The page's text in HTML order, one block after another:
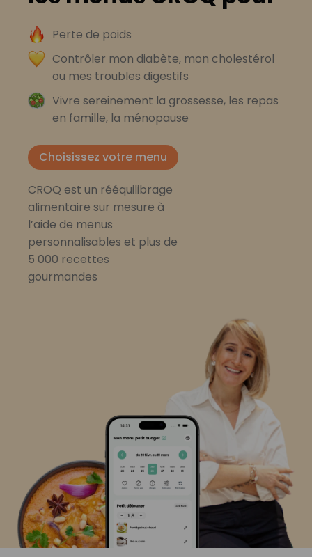
Perte de poids
Contrôler mon diabète, mon cholestérol
ou mes troubles digestifs
Vivre sereinement la grossesse, les repas
en famille, la ménopause
Choisissez votre menu
CROQ est un rééquilibrage
alimentaire sur mesure à
l’aide de menus
personnalisables et plus de
5 000 recettes
gourmandes